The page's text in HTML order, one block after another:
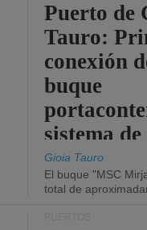
Puerto de
Tauro:
conexión
buque
sistema
la red
Gioia Tauro
El buque "MSC
total de